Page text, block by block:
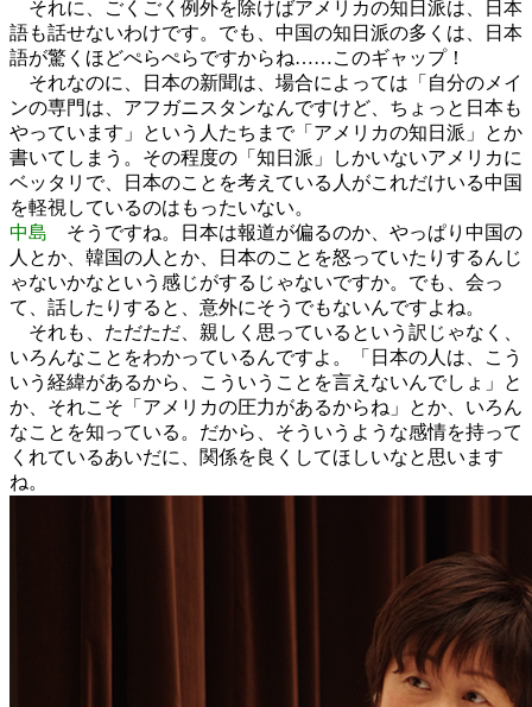
それに、ごくごく例外を除けばアメリカの知日派は、日本
語も話せないわけです。でも、中国の知日派の多くは、日本
語が驚くほどぺらぺらですからね……このギャップ！
それなのに、日本の新聞は、場合によっては「自分のメイ
ンの専門は、アフガニスタンなんですけど、ちょっと日本も
やっています」という人たちまで「アメリカの知日派」とか
書いてしまう。その程度の「知日派」しかいないアメリカに
ベッタリで、日本のことを考えている人がこれだけいる中国
を軽視しているのはもったいない。
中島 そうですね。日本は報道が偏るのか、やっぱり中国の
人とか、韓国の人とか、日本のことを怒っていたりするんじ
ゃないかなという感じがするじゃないですか。でも、会っ
て、話したりすると、意外にそうでもないんですよね。
それも、ただただ、親しく思っているという訳じゃなく、
いろんなことをわかっているんですよ。「日本の人は、こう
いう経緯があるから、こういうことを言えないんでしょ」と
か、それこそ「アメリカの圧力があるからね」とか、いろん
なことを知っている。だから、そういうような感情を持って
くれているあいだに、関係を良くしてほしいなと思います
ね。